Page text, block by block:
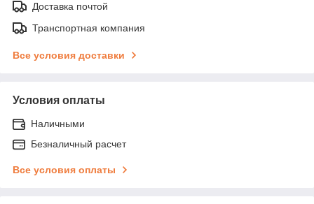
Доставка почтой
Транспортная компания
Все условия доставки
Условия оплаты
Наличными
Безналичный расчет
Все условия оплаты